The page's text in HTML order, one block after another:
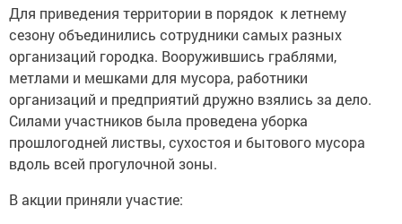
Для приведения территории в порядок к летнему
сезону объединились сотрудники самых разных
организаций городка. Вооружившись граблями,
метлами и мешками для мусора, работники
организаций и предприятий дружно взялись за дело.
Силами участников была проведена уборка
прошлогодней листвы, сухостоя и бытового мусора
вдоль всей прогулочной зоны.
В акции приняли участие: